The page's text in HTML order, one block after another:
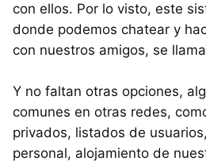
con ellos. Por lo visto, este
donde podemos chatear y
con nuestros amigos, se
Y no faltan otras opciones,
comunes en otras redes,
privados, listados de
personal, alojamiento de